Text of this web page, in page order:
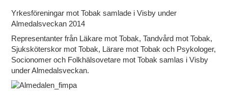
Yrkesföreningar mot Tobak samlade i Visby under
Almedalsveckan 2014
Representanter från Läkare mot Tobak, Tandvård mot Tobak,
Sjuksköterskor mot Tobak, Lärare mot Tobak och Psykologer,
Socionomer och Folkhälsovetare mot Tobak samlas i Visby
under Almedalsveckan.